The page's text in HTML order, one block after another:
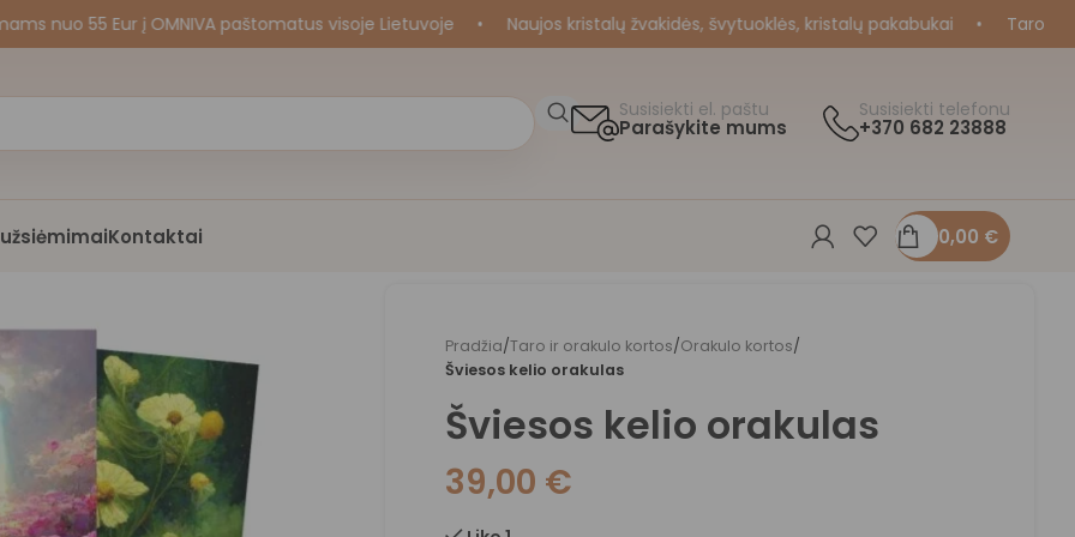
55 Eur į OMNIVA paštomatus visoje Lietuvoje • Naujos kristalų žvakidės, švytuoklės, kristalų pakabukai • Taro ir
Susisiekti el. paštu
Parašykite mums
Susisiekti telefonu
+370 682 23888
Kontaktai 0,00 €
Pradžia/Taro ir orakulo kortos/Orakulo kortos/
Šviesos kelio orakulas
Šviesos kelio orakulas
39,00 €